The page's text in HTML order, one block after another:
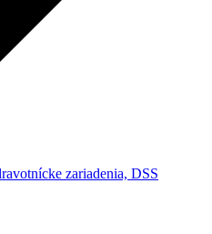
zariadenia, DSS